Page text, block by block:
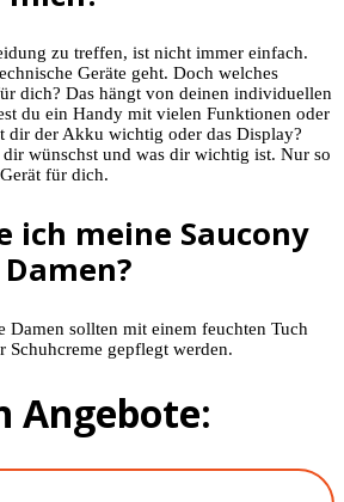
zu treffen, ist nicht immer einfach.
Geräte geht. Doch welches
dich? Das hängt von deinen individuellen
du ein Handy mit vielen Funktionen oder
dir der Akku wichtig oder das Display?
wünschst und was dir wichtig ist. Nur so
für dich.
ich meine Saucony
Damen sollten mit einem feuchten Tuch
Schuhcreme gepflegt werden.
Angebote: